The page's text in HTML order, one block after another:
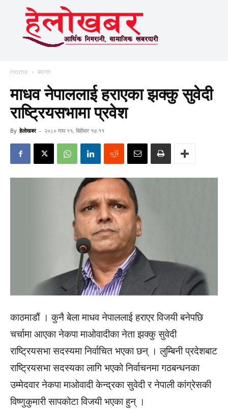
Home ब्यानर
माधव नेपाललाई हराएका झक्कु सुवेदी
राष्ट्रियसभामा प्रवेश
By हेलाेखबर - २०८० माघ ११, बिहीबार १७:११
काठमाडौं । कुनै बेला माधव नेपाललाई हराएर विजयी बनेपछि
चर्चामा आएका नेकपा माओवादीका नेता झक्कु सुवेदी
राष्ट्रियसभा सदस्यमा निर्वाचित भएका छन् । लुम्बिनी प्रदेशबाट
राष्ट्रियसभा सदस्यका लागि भएको निर्वाचनमा गठबन्धनका
उम्मेदवार नेकपा माओवादी केन्द्रका सुवेदी र नेपाली कांग्रेसकी
विष्णुकुमारी सापकोटा विजयी भएका हुन् ।